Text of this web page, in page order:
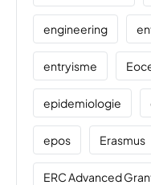
engineering
entryisme
epidemiologie
epos Erasmus
ERC Advanced